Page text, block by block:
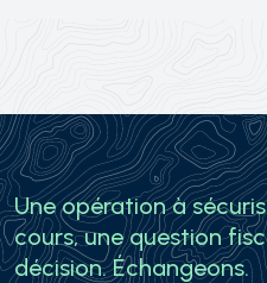
Une opération à
cours, une question
décision. Échangeons.